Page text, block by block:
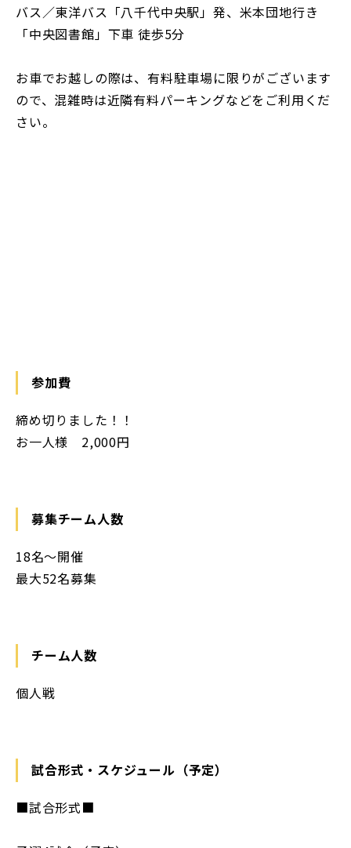
バス／東洋バス「八千代中央駅」発、米本団地行き
「中央図書館」下車 徒歩5分
お車でお越しの際は、有料駐車場に限りがございます
ので、混雑時は近隣有料パーキングなどをご利用くだ
さい。
参加費
締め切りました！！
お一人様 2,000円
募集チーム人数
18名〜開催
最大52名募集
チーム人数
個人戦
試合形式・スケジュール（予定）
■試合形式■